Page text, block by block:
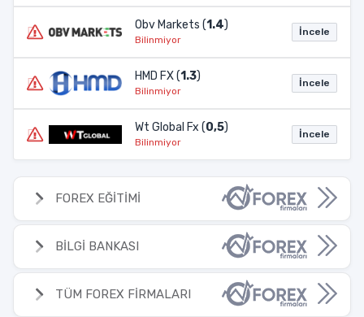
Obv Markets (1.4)
Bilinmiyor
İncele
HMD FX (1.3)
Bilinmiyor
İncele
Wt Global Fx (0,5)
Bilinmiyor
İncele
FOREX EĞİTİMİ
BİLGİ BANKASI
TÜM FOREX FİRMALARI